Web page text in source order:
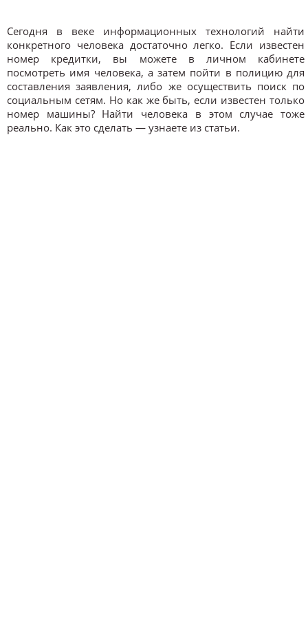
Сегодня в веке информационных технологий найти
конкретного человека достаточно легко. Если известен
номер кредитки, вы можете в личном кабинете
посмотреть имя человека, а затем пойти в полицию для
составления заявления, либо же осуществить поиск по
социальным сетям. Но как же быть, если известен только
номер машины? Найти человека в этом случае тоже
реально. Как это сделать — узнаете из статьи.